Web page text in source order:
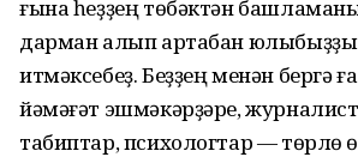
ғына һеҙҙең төбәктән
дарман алып артабан
итмәксебеҙ. Беҙҙең менән бергә
йәмәғәт эшмәкәрҙәре,
табиптар, психологтар — төрлө